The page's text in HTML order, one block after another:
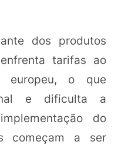
dos produtos
tarifas ao
europeu, o que
e dificulta a
do
começam a ser